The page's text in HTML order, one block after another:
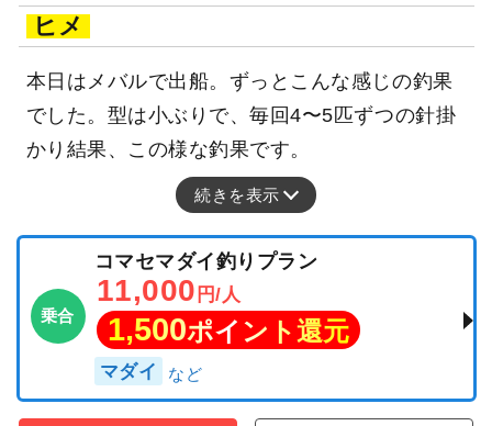
ヒメ
本日はメバルで出船。ずっとこんな感じの釣果
でした。型は小ぶりで、毎回4〜5匹ずつの針掛
かり結果、この様な釣果です。
続きを表示
乗合
コマセマダイ釣りプラン
11,000 円/人
1,500ポイント還元
マダイ